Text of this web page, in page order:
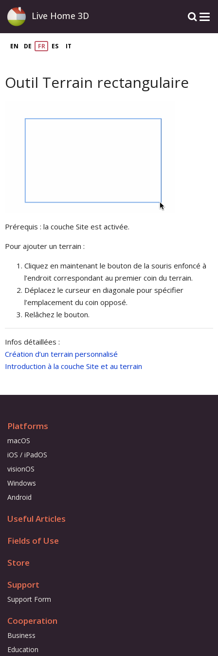
Live Home 3D
EN DE FR ES IT
Outil Terrain rectangulaire
Prérequis : la couche Site est activée.
Pour ajouter un terrain :
Cliquez en maintenant le bouton de la souris enfoncé à
l’endroit correspondant au premier coin du terrain.
Déplacez le curseur en diagonale pour spécifier
l’emplacement du coin opposé.
Relâchez le bouton.
Infos détaillées :
Création d’un terrain personnalisé
Introduction à la couche Site et au terrain
Platforms
macOS
iOS / iPadOS
visionOS
Windows
Android
Useful Articles
Fields of Use
Store
Support
Support Form
Cooperation
Business
Education